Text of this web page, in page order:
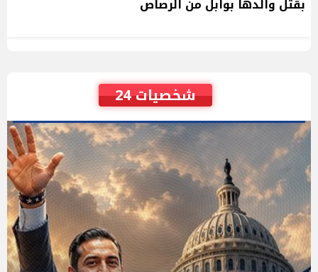
بقتل والدها بوابل من الرصاص
شخصيات 24